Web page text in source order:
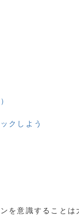
クしよう
を意識することは